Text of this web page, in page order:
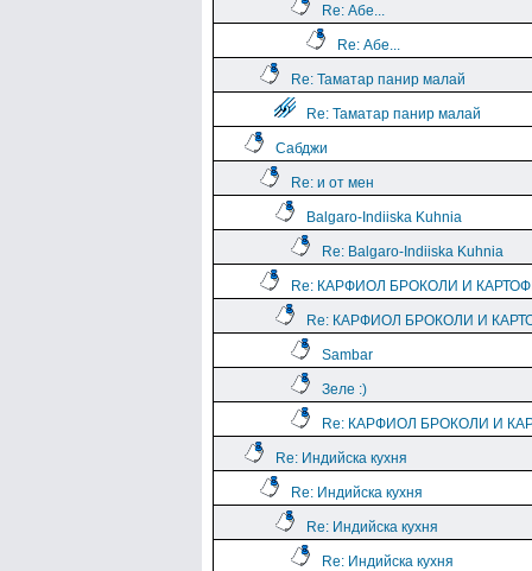
Re: Абе...
Re: Абе...
Re: Таматар панир малай
Re: Таматар панир малай
Сабджи
Re: и от мен
Balgaro-Indiiska Kuhnia
Re: Balgaro-Indiiska Kuhnia
Re: КАРФИОЛ БРОКОЛИ И
Re: КАРФИОЛ БРОКОЛИ И
Sambar
Зеле :)
Re: КАРФИОЛ БРОКОЛИ И
Re: Индийска кухня
Re: Индийска кухня
Re: Индийска кухня
Re: Индийска кухня